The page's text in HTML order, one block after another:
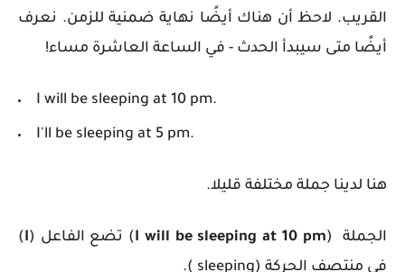
القريب. لاحظ أن هناك أيضًا نهاية ضمنية للزمن. نعرف
أيضًا متى سيبدأ الحدث - في الساعة العاشرة مساء!
I will be sleeping at 10 pm.
I'll be sleeping at 5 pm.
هنا لدينا جملة مختلفة قليلا.
الجملة (I will be sleeping at 10 pm) تضع الفاعل (I
)
في منتصف الحركة (sleeping ).